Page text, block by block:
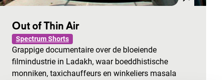
Out of Thin Air
Spectrum Shorts
Grappige documentaire over de bloeiende
filmindustrie in Ladakh, waar boeddhistische
monniken, taxichauffeurs en winkeliers masala